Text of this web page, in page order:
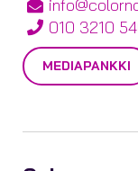
010 3210
MEDIAPANKKI